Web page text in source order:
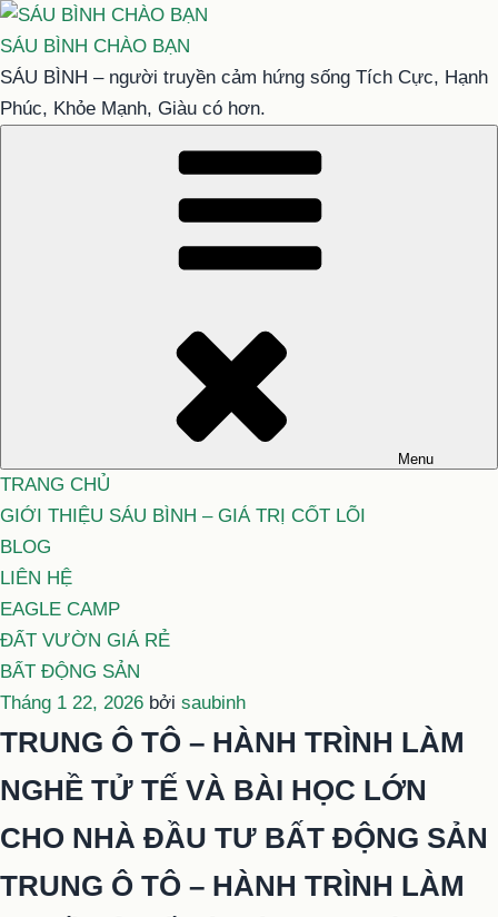
Chuyển
đến
phần
nội
SÁU BÌNH CHÀO BẠN
SÁU BÌNH – người truyền cảm hứng sống Tích Cực, Hạnh
Phúc, Khỏe Mạnh, Giàu có hơn.
Menu
TRANG CHỦ
GIỚI THIỆU SÁU BÌNH – GIÁ TRỊ CỐT LÕI
BLOG
LIÊN HỆ
EAGLE CAMP
ĐẤT VƯỜN GIÁ RẺ
BẤT ĐỘNG SẢN
Đăng
trong
Tháng 1 22, 2026 bởi saubinh
TRUNG Ô TÔ – HÀNH TRÌNH LÀM
NGHỀ TỬ TẾ VÀ BÀI HỌC LỚN
CHO NHÀ ĐẦU TƯ BẤT ĐỘNG SẢN
TRUNG Ô TÔ – HÀNH TRÌNH LÀM